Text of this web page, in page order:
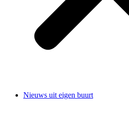
Nieuws uit eigen buurt